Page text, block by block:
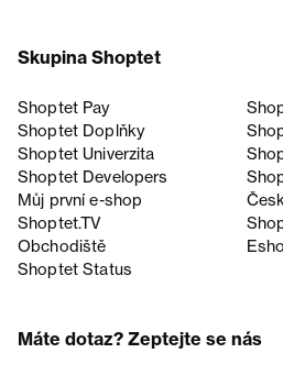
Skupina Shoptet
Shoptet Pay
Shoptet Doplňky
Shoptet Univerzita
Shoptet Developers
Můj první e-shop
Shoptet.TV
Obchodiště
Shoptet Status
Máte dotaz? Zeptejte se nás